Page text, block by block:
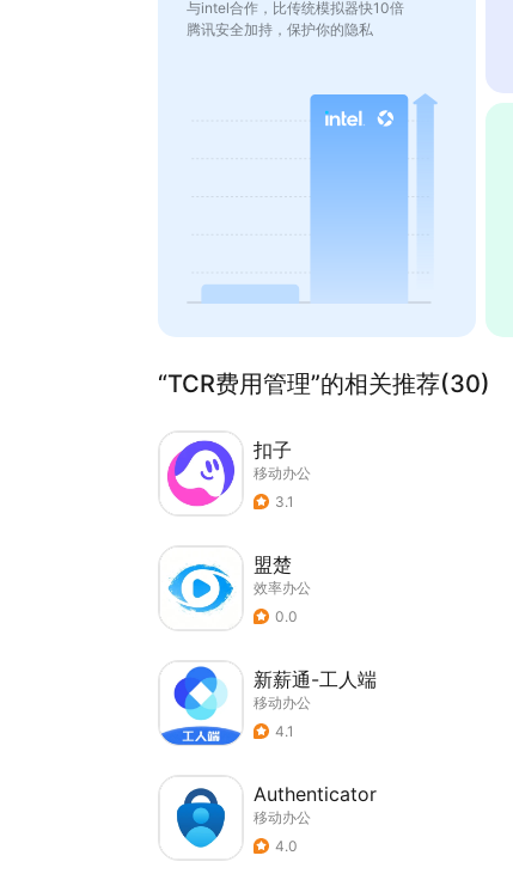
与intel合作，比传统模拟器快10倍
腾讯安全加持，保护你的隐私
“TCR费用管理”的相关推荐(30)
扣子
移动办公
3.1
盟楚
效率办公
0.0
新薪通-工人端
移动办公
4.1
Authenticator
移动办公
4.0